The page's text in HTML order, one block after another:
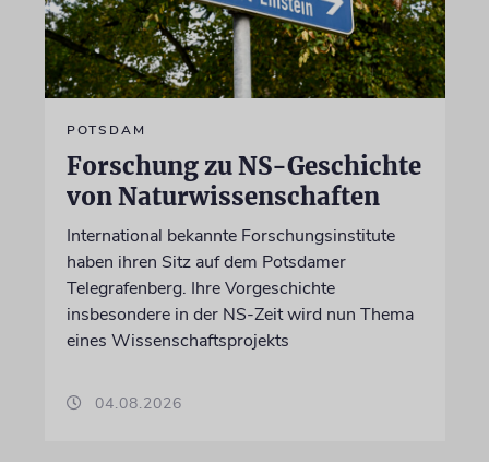
POTSDAM
Forschung zu NS-Geschichte
von Naturwissenschaften
International bekannte Forschungsinstitute
haben ihren Sitz auf dem Potsdamer
Telegrafenberg. Ihre Vorgeschichte
insbesondere in der NS-Zeit wird nun Thema
eines Wissenschaftsprojekts
04.08.2026